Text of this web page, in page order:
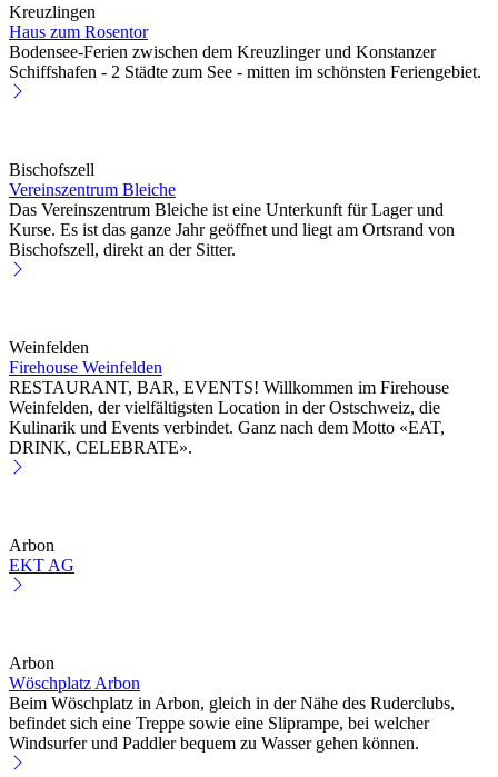
Kreuzlingen
Haus zum Rosentor
Bodensee-Ferien zwischen dem Kreuzlinger und Konstanzer
Schiffshafen - 2 Städte zum See - mitten im schönsten Feriengebiet.
Bischofszell
Vereinszentrum Bleiche
Das Vereinszentrum Bleiche ist eine Unterkunft für Lager und
Kurse. Es ist das ganze Jahr geöffnet und liegt am Ortsrand von
Bischofszell, direkt an der Sitter.
Weinfelden
Firehouse Weinfelden
RESTAURANT, BAR, EVENTS! Willkommen im Firehouse
Weinfelden, der vielfältigsten Location in der Ostschweiz, die
Kulinarik und Events verbindet. Ganz nach dem Motto «EAT,
DRINK, CELEBRATE».
Arbon
EKT AG
Arbon
Wöschplatz Arbon
Beim Wöschplatz in Arbon, gleich in der Nähe des Ruderclubs,
befindet sich eine Treppe sowie eine Sliprampe, bei welcher
Windsurfer und Paddler bequem zu Wasser gehen können.